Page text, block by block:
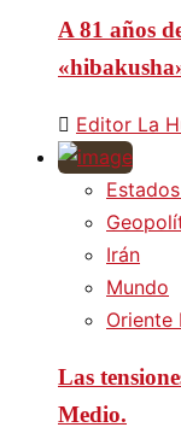
A 81 años
Editor La
Irán
Mundo
Oriente
Las
Medio.